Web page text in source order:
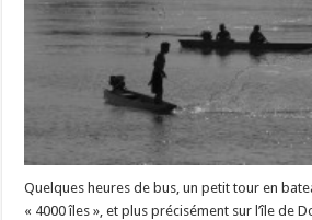
Quelques heures de bus, un petit tour en
« 4000 îles », et plus précisément sur l’île de